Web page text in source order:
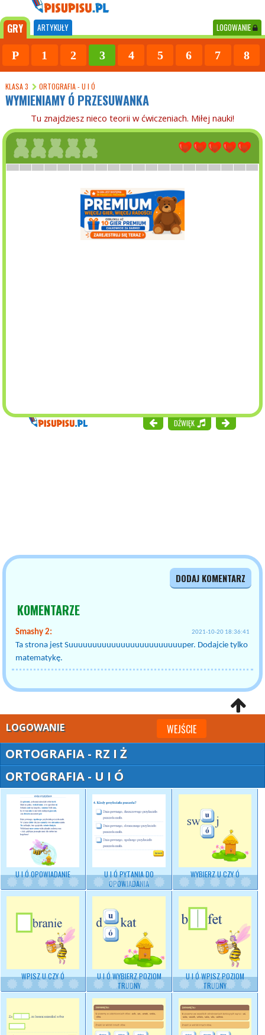
GRY ARTYKUŁY LOGOWANIE
P 1 2 3 4 5 6 7 8
KLASA 3 ORTOGRAFIA - U I Ó
WYMIENIAMY Ó PRZESUWANKA
Tu znajdziesz nieco teorii w ćwiczeniach. Miłej nauki!
DŹWIĘK
DODAJ KOMENTARZ
KOMENTARZE
Smashy 2: 2021-10-20 18:36:41
Ta strona jest Suuuuuuuuuuuuuuuuuuuuuuuuper. Dodajcie tylko
matematykę.
LOGOWANIE WEJŚCIE
ORTOGRAFIA - RZ I Ż
ORTOGRAFIA - U I Ó
U I Ó OPOWIADANIE
U I Ó PYTANIA DO
OPOWIADANIA
WYBIERZ U CZY Ó
WPISZ U CZY Ó U I Ó WYBIERZPOZIOM
TRUDNY
U I Ó WPISZ POZIOM
TRUDNY